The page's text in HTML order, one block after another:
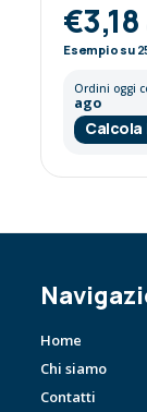
€3,18
Esempio su
Ordini oggi
ago
Calcola
Home
Chi siamo
Contatti